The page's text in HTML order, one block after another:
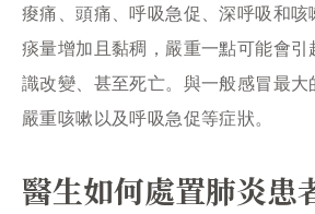
痠痛、頭痛、呼吸急促、深呼吸和咳
痰量增加且黏稠，嚴重一點可能會
識改變、甚至死亡。與一般感冒最大
嚴重咳嗽以及呼吸急促等症狀。
醫生如何處置肺炎患